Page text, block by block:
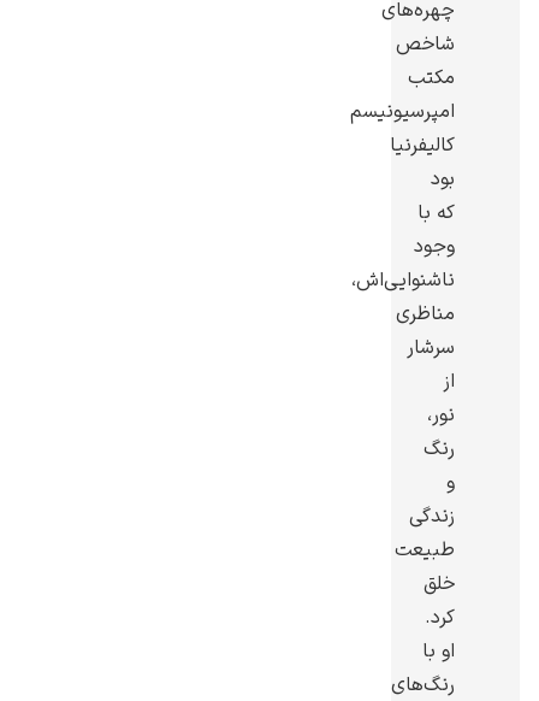
چهره‌های
شاخص
مکتب
امپرسیونیسم
کالیفرنیا
بود
که با
وجود
ناشنوایی‌اش،
مناظری
سرشار
از
نور،
رنگ
و
زندگی
طبیعت
خلق
کرد.
او با
رنگ‌های